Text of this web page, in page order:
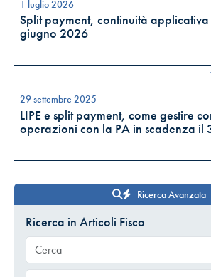
1 luglio 2026
Split payment, continuità
giugno 2026
29 settembre 2025
LIPE e split payment, come gestire
operazioni con la PA in scadenza il
Ricerca Avanzata
Ricerca in Articoli Fisco